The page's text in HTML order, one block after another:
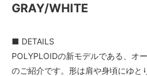
GRAY/WHITE
■ DETAILS
POLYPLOIDの新モデルである、オ
のご紹介です。形は肩や身頃にゆと